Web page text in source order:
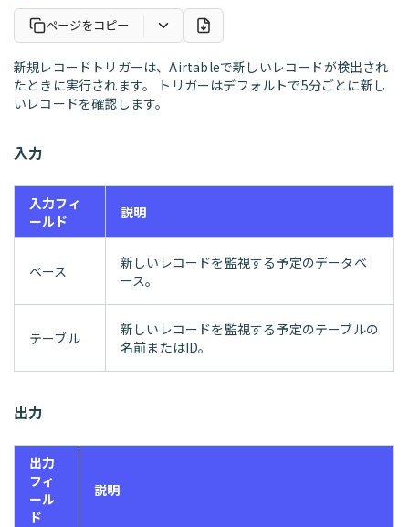
ページをコピー
新規レコードトリガーは、Airtableで新しいレコードが検出され
たときに実行されます。 トリガーはデフォルトで5分ごとに新し
いレコードを確認します。
入力
入力フィ
ールド
説明
ベース
新しいレコードを監視する予定のデータベ
ース。
テーブル
新しいレコードを監視する予定のテーブルの
名前またはID。
出力
出力
フィ
ール
ド
説明